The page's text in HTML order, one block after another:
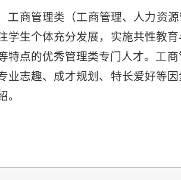
工商管理类（工商管理、人力资
学生个体充分发展，实施共性教
特点的优秀管理类专门人才。工
业志趣、成才规划、特长爱好等
。